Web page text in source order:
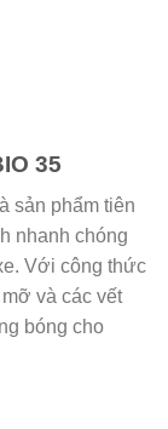
35
là sản phẩm tiên
nhanh chóng
Với công thức
và các vết
bóng cho